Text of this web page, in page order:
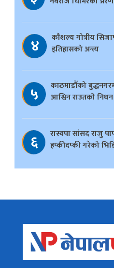
४
काैशल्य गोत्रीय
इतिहासको अन्त्य
५
काठमाडौँको
आश्विन राउतको निधन
६
रास्वपा सांसद राजु
हप्कीदप्की गरेको